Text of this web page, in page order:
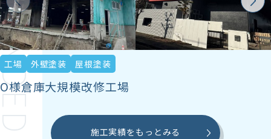
工場 外壁塗装 屋根塗装
O様倉庫大規模改修工場
施工実績をもっとみる